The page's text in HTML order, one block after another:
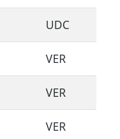
UDC
VER
VER
VER